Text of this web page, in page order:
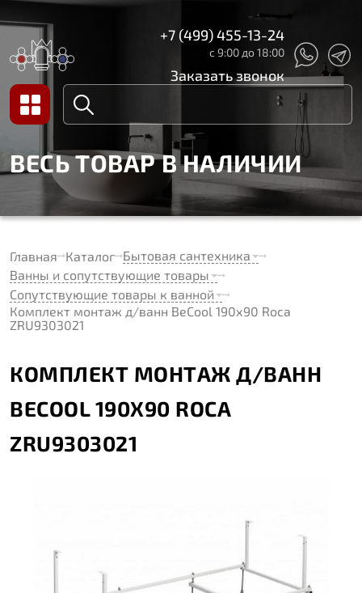
+7 (499) 455-13-24
с 9:00 до 18:00
Заказать звонок
ВЕСЬ ТОВАР В НАЛИЧИИ
Главная Каталог Бытовая сантехника
Ванны и сопутствующие товары
Сопутствующие товары к ванной
Комплект монтаж д/ванн BeCool 190х90 Roca
ZRU9303021
КОМПЛЕКТ МОНТАЖ Д/ВАНН
BECOOL 190Х90 ROCA
ZRU9303021